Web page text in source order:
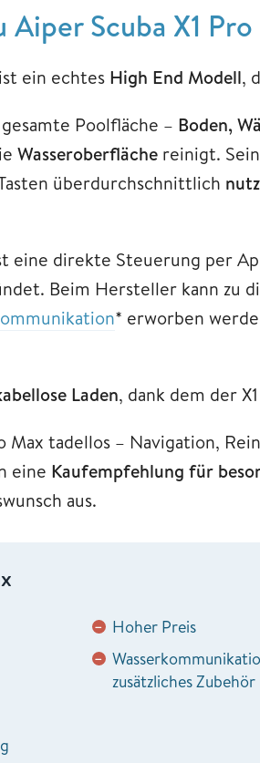
Aiper Scuba X1
ein echtes High End Modell,
Poolfläche – Boden,
Wasseroberfläche reinigt.
überdurchschnittlich
eine direkte Steuerung per
Beim Hersteller kann zu
* erworben
Laden, dank dem der
Max tadellos – Navigation,
eine Kaufempfehlung für
aus.
− Hoher Preis
−
zusätzliches Zubehör